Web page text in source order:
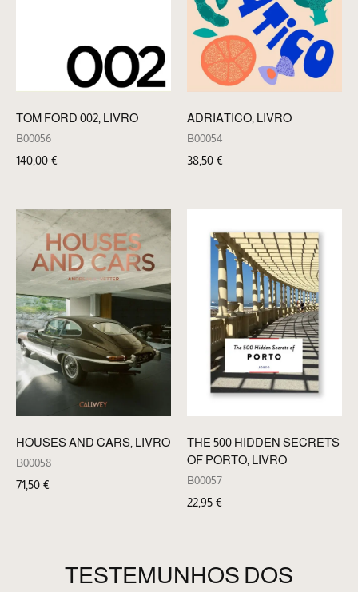
TOM FORD 002, LIVRO
B00056
140,00 €
ADRIATICO, LIVRO
B00054
38,50 €
HOUSES AND CARS, LIVRO
B00058
71,50 €
THE 500 HIDDEN SECRETS
OF PORTO, LIVRO
B00057
22,95 €
TESTEMUNHOS DOS